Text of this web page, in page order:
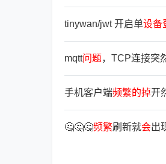
tinywan/jwt 开启单设备
mqtt问题，TCP连接突
手机客户端频繁的掉开
🤔🤔🤔频繁刷新就会出